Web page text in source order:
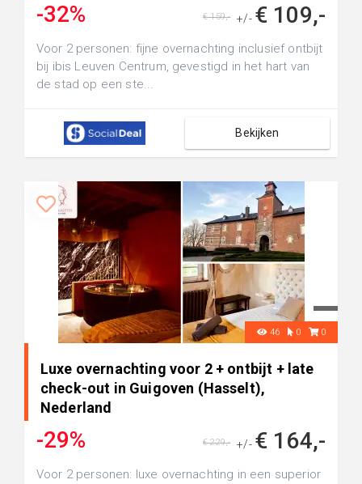
-32% +/- € 109,-
€ 159,-
Voor 2 personen: fijne overnachting inclusief ontbijt
bij ibis Leuven Centrum, gevestigd in het hart van
de stad op een ste...
Bekijken
46 0 0
Luxe overnachting voor 2 + ontbijt + late
check-out in Guigoven (Hasselt),
Nederland
-29% +/- € 164,-
€ 229,-
Voor 2 personen: luxe overnachting in een superior